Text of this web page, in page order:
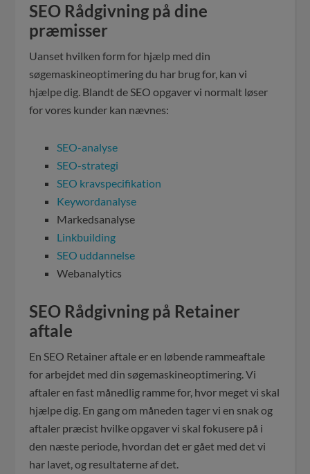
SEO Rådgivning på dine
præmisser
Uanset hvilken form for hjælp med din
søgemaskineoptimering du har brug for, kan vi
hjælpe dig. Blandt de SEO opgaver vi normalt løser
for vores kunder kan nævnes:
SEO-analyse
SEO-strategi
SEO kravspecifikation
Keywordanalyse
Markedsanalyse
Linkbuilding
SEO uddannelse
Webanalytics
SEO Rådgivning på Retainer
aftale
En SEO Retainer aftale er en løbende rammeaftale
for arbejdet med din søgemaskineoptimering. Vi
aftaler en fast månedlig ramme for, hvor meget vi skal
hjælpe dig. En gang om måneden tager vi en snak og
aftaler præcist hvilke opgaver vi skal fokusere på i
den næste periode, hvordan det er gået med det vi
har lavet, og resultaterne af det.